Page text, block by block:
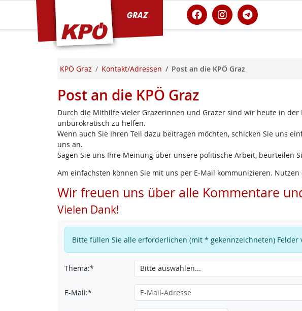
KPÖ Graz Kontakt/Adressen Post an die KPÖ Graz
Post an die KPÖ Graz
Durch die Mithilfe vieler Grazerinnen und Grazer sind wir heute in
unbürokratisch zu helfen.
Wenn auch Sie Ihren Teil dazu beitragen möchten, schicken Sie uns
uns an.
Sagen Sie uns Ihre Meinung über unsere politische Arbeit, beurteilen
Am einfachsten können Sie mit uns per E-Mail kommunizieren.
Wir freuen uns über alle Kommentare
Vielen Dank!
Bitte füllen Sie alle erforderlichen (mit * gekennzeichneten) Felder
Thema:*
E-Mail:*